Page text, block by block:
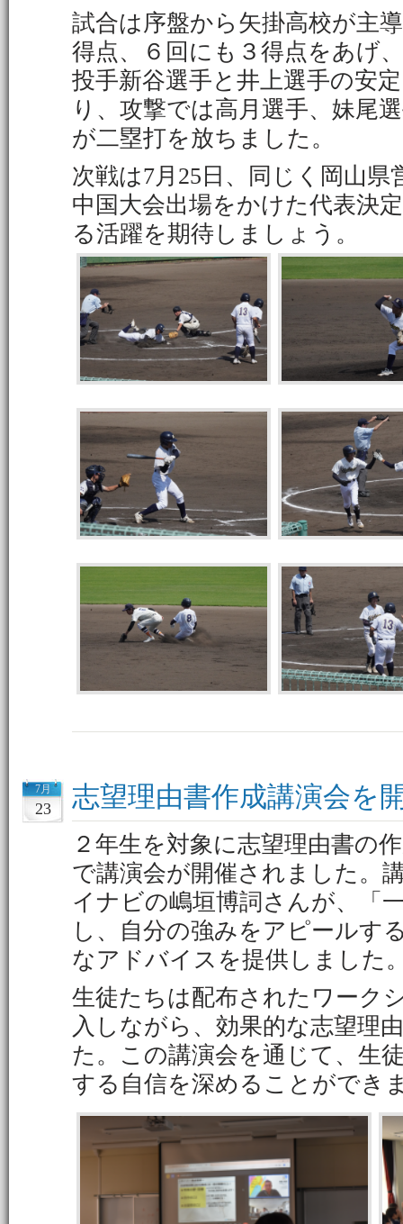
試合は序盤から矢掛高校が主
得点、６回にも３得点をあげ
投手新谷選手と井上選手の安
り、攻撃では高月選手、妹尾
が二塁打を放ちました。
次戦は7月25日、同じく岡山
中国大会出場をかけた代表決
る活躍を期待しましょう。
7月
23 志望理由書作成講演会を
２年生を対象に志望理由書の
で講演会が開催されました。
イナビの嶋垣博詞さんが、「
し、自分の強みをアピールす
なアドバイスを提供しました
生徒たちは配布されたワーク
入しながら、効果的な志望理
た。この講演会を通じて、生
する自信を深めることができ